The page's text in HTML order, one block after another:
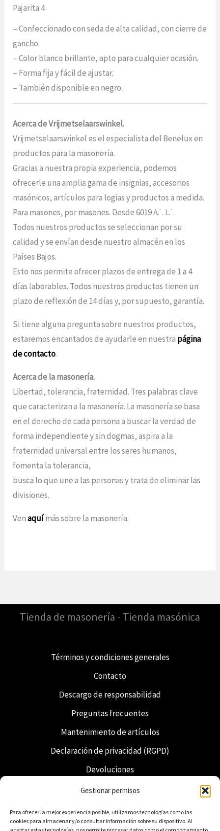
Gestionar permisos
Para ofrecer la mejor experiencia posible, utilizamos tecnologías como las
cookies para almacenar y/o consultar información sobre su dispositivo. Al
Pajarita 4
– Confeccionado con seda de alta calidad, con cierre de
gancho.
– Color blanco brillante, apto para cualquier ocasión.
– Forma fija y fácil de ajustar.
– También disponible en negro.
Acerca de Vrijmetselaarswinkel.
Vrijmetselaarswinkel es el especialista del Benelux en
productos para la masonería.
Gracias a nuestra propia experiencia, podemos
ofrecerle una amplia gama de insignias, accesorios
masónicos, artículos para logias y productos a medida.
Para masones, por masones. Desde 6019 A.˙. L.˙.
Todos nuestros productos se seleccionan por su
calidad y se envían desde nuestro almacén en los
Países Bajos.
Esto nos permite ofrecer plazos de entrega de 1 a 4
días laborables. Todos nuestros productos tienen un
plazo de reflexión de 14 días y, por supuesto, garantía.
Si tiene alguna pregunta sobre nuestros productos,
estaremos encantados de ayudarle en nuestra página
de contacto.
Acerca de la masonería.
Libertad, tolerancia, fraternidad. Tres palabras clave
que caracterizan a la masonería. La masonería se basa
en el derecho de cada persona a buscar la verdad de
forma independiente y sin dogmas, aspira a la
fraternidad universal entre los seres humanos,
fomenta la tolerancia,
busca lo que une a las personas y trata de eliminar las
divisiones.
Venaquímás sobre la masonería.
Tienda de masonería - Tienda masónica
Términos y condiciones generales
Contacto
Descargo de responsabilidad
Preguntas frecuentes
Mantenimiento de artículos
Declaración de privacidad (RGPD)
Devoluciones
Envío y entrega
Regalia neerlandesa